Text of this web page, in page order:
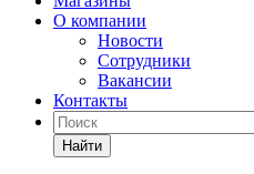
О компании
Новости
Сотрудники
Вакансии
Контакты
Найти